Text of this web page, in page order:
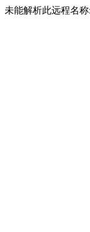
未能解析此远程名称